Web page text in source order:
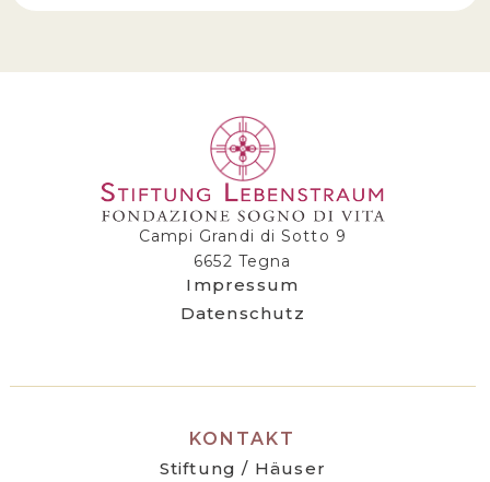
Campi Grandi di Sotto 9
6652 Tegna
Impressum
Datenschutz
KONTAKT
Stiftung / Häuser